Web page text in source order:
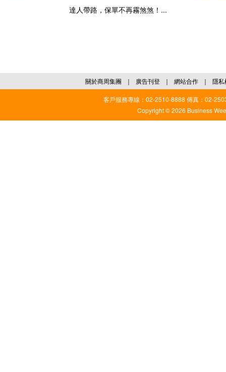
達人帶路，保單不再霧煞煞！...
關於商周集團 ｜ 廣告刊登 ｜ 網站合作 ｜ 隱私
客戶服務專線：02-2510-8888 傳真：02-
Copyright © 2026 Business